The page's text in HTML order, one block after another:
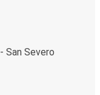
San Severo